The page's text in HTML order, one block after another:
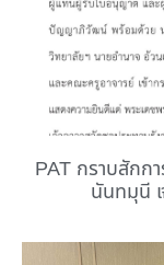
PAT กราบสักก
นันทมุนี